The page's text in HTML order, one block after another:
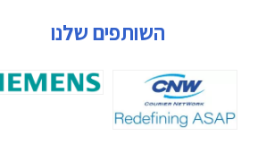
השותפים שלנו